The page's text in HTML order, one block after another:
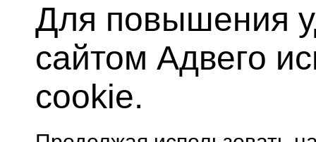
Для повышения
сайтом Адвего
cookie.